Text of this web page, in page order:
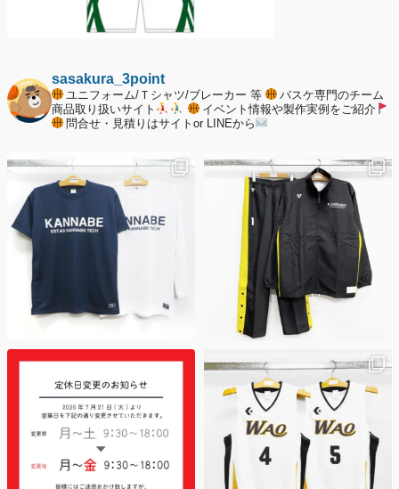
sasakura_3point
ユニフォーム/Ｔシャツ/ブレーカー 等
バスケ専門のチーム
商品取り扱いサイト
イベント情報や製作実例をご紹介
問合せ・見積りはサイトor LINEから